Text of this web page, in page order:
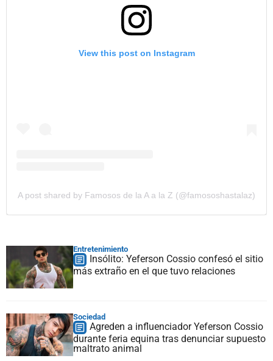
View this post on Instagram
A post shared by Famosos de la A a la Z (@famososhastalaz)
Entretenimiento
Insólito: Yeferson Cossio confesó el sitio
más extraño en el que tuvo relaciones
Sociedad
Agreden a influenciador Yeferson Cossio
durante feria equina tras denunciar supuesto
maltrato animal